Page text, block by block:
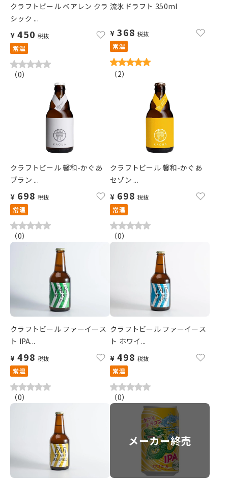
クラフトビール ベアレン クラ
シック ...
¥ 450 税抜
常温
（0）
流氷ドラフト 350ml
¥ 368 税抜
常温
（2）
クラフトビール 馨和-かぐあ
ブラン ...
¥ 698 税抜
常温
（0）
クラフトビール 馨和-かぐあ
セゾン ...
¥ 698 税抜
常温
（0）
クラフトビール ファーイース
ト IPA...
¥ 498 税抜
常温
（0）
クラフトビール ファーイース
ト ホワイ...
¥ 498 税抜
常温
（0）
メーカー終売